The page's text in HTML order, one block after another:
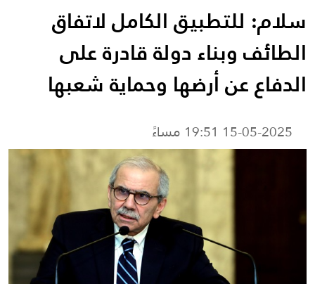
سلام: للتطبيق الكامل لاتفاق
الطائف وبناء دولة قادرة على
الدفاع عن أرضها وحماية شعبها
15-05-2025 19:51 مساءً